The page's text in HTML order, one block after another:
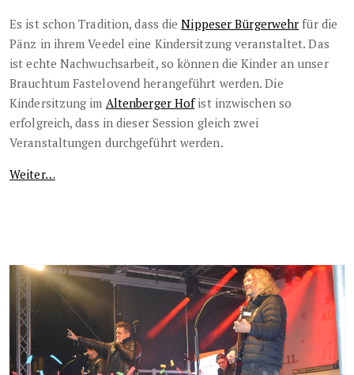
Es ist schon Tradition, dass dieNippeser Bürgerwehr für die
Pänz in ihrem Veedel eine Kindersitzung veranstaltet. Das
ist echte Nachwuchsarbeit, so können die Kinder an unser
Brauchtum Fastelovend herangeführt werden. Die
Kindersitzung im Altenberger Hofist inzwischen so
erfolgreich, dass in dieser Session gleich zwei
Veranstaltungen durchgeführt werden.
Weiter…